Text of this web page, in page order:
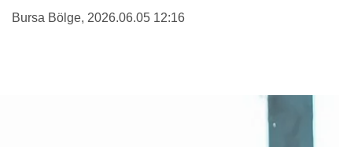
Bursa Bölge, 2026.06.05 12:16